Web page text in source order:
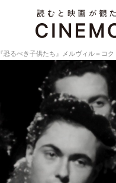
『恐るべき子供たち』メルヴィル＝コ